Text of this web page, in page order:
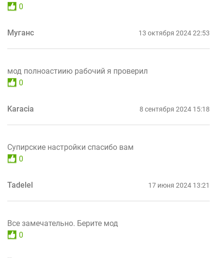
0
Муганс 13 октября 2024 22:53
мод полноастиию рабочий я проверил
0
Karacia 8 сентября 2024 15:18
Супирские настройки спасибо вам
0
Tadelel 17 июня 2024 13:21
Все замечательно. Берите мод
0